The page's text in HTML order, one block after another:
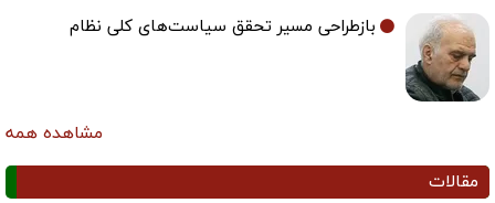
بازطراحی مسیر تحقق سیاست‌های کلی نظام
مشاهده همه
مقالات